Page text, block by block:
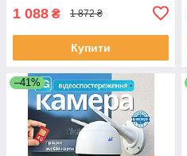
1 088 ₴ 1 872 ₴
Купити
–41%